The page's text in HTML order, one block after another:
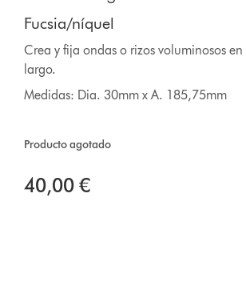
Fucsia/níquel
Crea y fija ondas o rizos voluminosos
largo.
Medidas: Dia. 30mm x A. 185,75mm
Producto agotado
40,00 €